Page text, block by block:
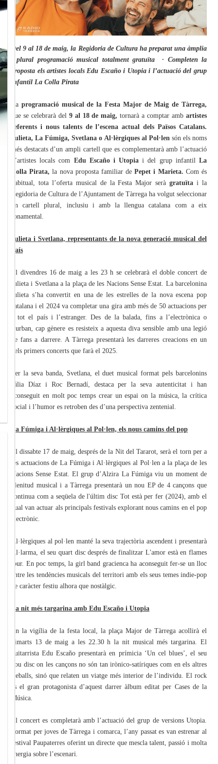
Del 9 al 18 de maig, la Regidoria de Cultura ha preparat una àmplia
i plural programació musical totalment gratuïta · Completen la
proposta els artistes locals Edu Escaño i Utopia i l’actuació del grup
infantil La Colla Pirata
La programació musical de la Festa Major de Maig de Tàrrega,
que se celebrarà del 9 al 18 de maig, tornarà a comptar amb artistes
referents i nous talents de l’escena actual dels Països Catalans.
Julieta, La Fúmiga, Svetlana o Al·lèrgiques al Pol·lensón els noms
més destacats d’un ampli cartell que es complementarà amb l’actuació
d’artistes locals com Edu Escaño i Utopiai del grup infantilLa
Colla Pirata,la nova proposta familiar dePepet i Marieta. Com és
habitual, tota l’oferta musical de la Festa Major seràgratuïtai la
Regidoria de Cultura de l’Ajuntament de Tàrrega ha volgut seleccionar
un cartell plural, inclusiu i amb la llengua catalana com a eix
fonamental.
Julieta i Svetlana, representants de la nova generació musical del
país
El divendres 16 de maig a les 23 h se celebrarà el doble concert de
Julieta i Svetlana a la plaça de les Nacions Sense Estat. La barcelonina
Julieta s’ha convertit en una de les estrelles de la nova escena pop
catalana i el 2024 va completar una gira amb més de 50 actuacions per
a tot el país i l’estranger. Des de la balada, fins a l’electrònica o
l’urban, cap gènere es resisteix a aquesta diva sensible amb una legió
de fans a darrere. A Tàrrega presentarà les darreres creacions en un
dels primers concerts que farà el 2025.
Per la seva banda, Svetlana, el duet musical format pels barcelonins
Júlia Díaz i Roc Bernadí, destaca per la seva autenticitat i han
aconseguit en molt poc temps crear un espai on la música, la crítica
social i l’humor es retroben des d’una perspectiva zentenial.
La Fúmiga i Al·lèrgiques al Pol·len, els nous camins del pop
El dissabte 17 de maig, després de la Nit del Tararot, serà el torn per a
les actuacions de La Fúmiga i Al·lèrgiques al Pol·len a la plaça de les
Nacions Sense Estat. El grup d’Alzira La Fúmiga viu un moment de
plenitud musical i a Tàrrega presentarà un nou EP de 4 cançons que
continua com a seqüela de l'últim disc Tot està per fer (2024), amb el
qual van actuar als principals festivals explorant nous camins en el pop
electrònic.
Al·lèrgiques al pol·len manté la seva trajectòria ascendent i presentarà
Al·larma, el seu quart disc després de finalitzar L'amor està en flames
tour. En poc temps, la girl band gracienca ha aconseguit fer-se un lloc
entre les tendències musicals del territori amb els seus temes indie-pop
de caràcter festiu alhora que nostàlgic.
La nit més targarina amb Edu Escaño i Utopia
En la vigília de la festa local, la plaça Major de Tàrrega acollirà el
dimarts 13 de maig a les 22.30 h la nit musical més targarina. El
guitarrista Edu Escaño presentarà en prímicia ‘Un cel blues’, el seu
nou disc on les cançons no són tan irònico-satíriques com en els altres
treballs, sinó que relaten un viatge més interior de l’individu. El rock
és el gran protagonista d’aquest darrer àlbum editat per Cases de la
Música.
El concert es completarà amb l’actuació del grup de versions Utopia.
Format per joves de Tàrrega i comarca, l’any passat es van estrenar al
festival Paupaterres oferint un directe que mescla talent, passió i molta
energia sobre l’escenari.